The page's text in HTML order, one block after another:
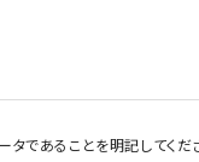
であることを明記してくだ